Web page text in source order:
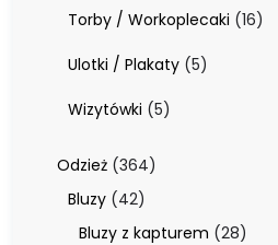
Torby / Workoplecaki 1616
Ulotki / Plakaty 55
Wizytówki 55
Odzież 364364
Bluzy 4242
Bluzy z kapturem 2828